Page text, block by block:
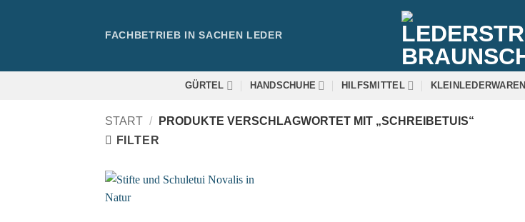
FACHBETRIEB IN SACHEN LEDER
GÜRTEL HANDSCHUHE HILFSMITTEL KLEINLEDERWAREN
START /
PRODUKTE VERSCHLAGWORTET MIT „SCHREIBETUIS“
FILTER